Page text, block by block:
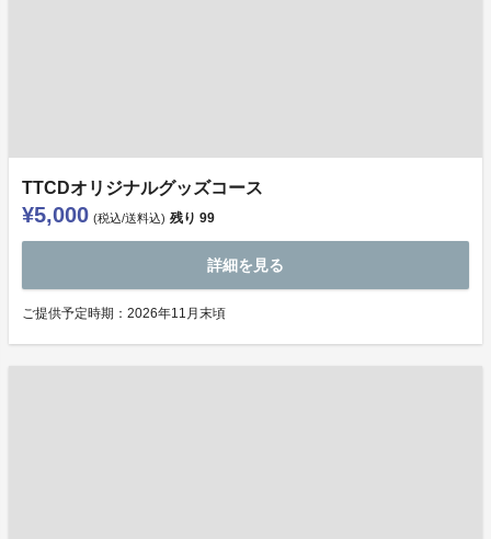
TTCDオリジナルグッズコース
¥5,000 (税込/送料込) 残り 99
詳細を見る
ご提供予定時期：2026年11月末頃